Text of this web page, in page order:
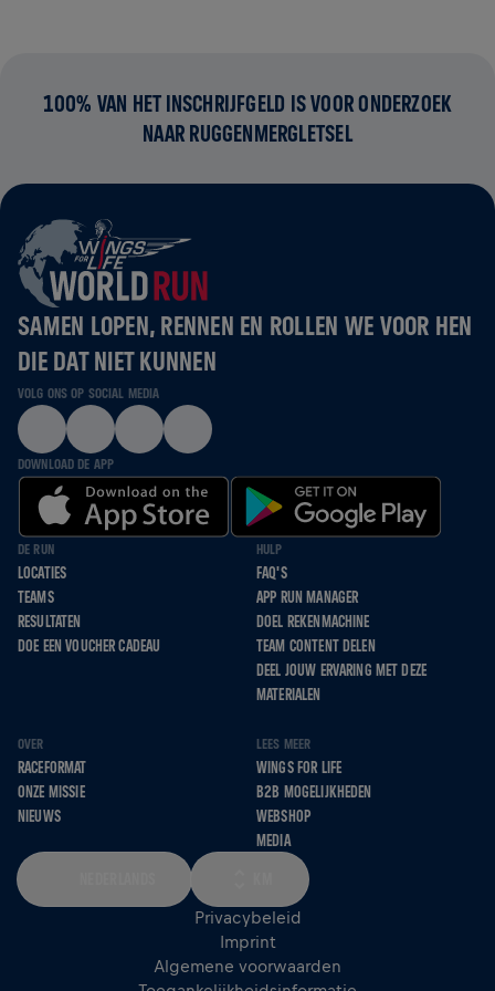
100% VAN HET INSCHRIJFGELD IS VOOR ONDERZOEK
NAAR RUGGENMERGLETSEL
SAMEN LOPEN, RENNEN EN ROLLEN WE VOOR HEN
DIE DAT NIET KUNNEN
VOLG ONS OP SOCIAL MEDIA
DOWNLOAD DE APP
DE RUN
LOCATIES
TEAMS
RESULTATEN
DOE EEN VOUCHER CADEAU
HULP
FAQ'S
APP RUN MANAGER
DOEL REKENMACHINE
TEAM CONTENT DELEN
DEEL JOUW ERVARING MET DEZE
MATERIALEN
OVER
RACEFORMAT
ONZE MISSIE
NIEUWS
LEES MEER
WINGS FOR LIFE
B2B MOGELIJKHEDEN
WEBSHOP
MEDIA
Privacybeleid
Imprint
Algemene voorwaarden